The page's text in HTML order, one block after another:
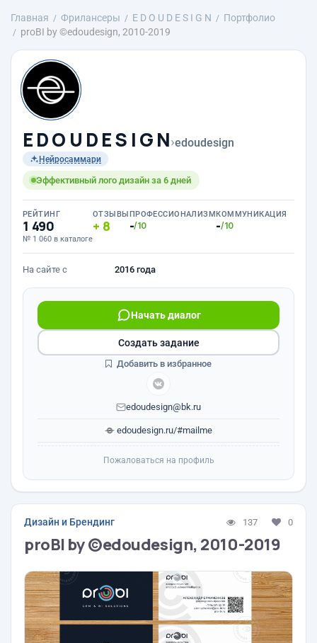
Главная Фрилансеры E D O U D E S I G N
Портфолио
proBI by ©еdoudesign, 2010-2019
E D O U D E S I G N›edoudesign
Нейросаммари
Эффективный лого дизайн за 6 дней
РЕЙТИНГ
1 490
№ 1 060 в каталоге
ОТЗЫВЫ
8
ПРОФЕССИОНАЛИЗМ
-/10
КОММУНИКАЦИЯ
-/10
На сайте с 2016 года
Начать диалог
edoudesign@bk.ru
edoudesign.ru/#mailme
Создать задание
Добавить в избранное
Пожаловаться на профиль
Дизайн и Брендинг 137 0
proBI by ©еdoudesign, 2010-2019